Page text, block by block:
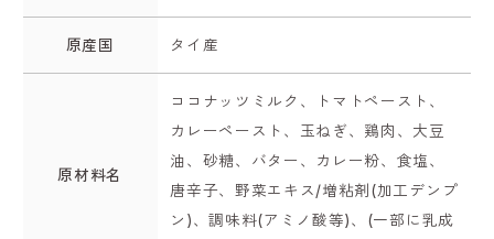
原産国 タイ産
原材料名
ココナッツミルク、トマトペースト、
カレーペースト、玉ねぎ、鶏肉、大豆
油、砂糖、バター、カレー粉、食塩、
唐辛子、野菜エキス/増粘剤(加工デンプ
ン)、調味料(アミノ酸等)、(一部に乳成